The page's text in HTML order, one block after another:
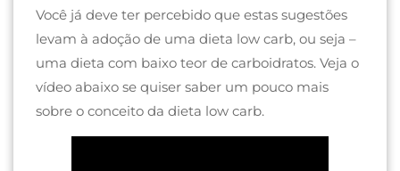
Você já deve ter percebido que estas sugestões
levam à adoção de uma dieta low carb, ou seja –
uma dieta com baixo teor de carboidratos. Veja o
vídeo abaixo se quiser saber um pouco mais
sobre o conceito da dieta low carb.